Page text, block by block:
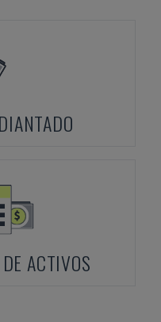
ACTIVOS